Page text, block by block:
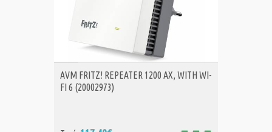
ΑΓΟΡΑ
AVM FRITZ! REPEATER 1200 AX, WITH WI-
FI 6 (20002973)